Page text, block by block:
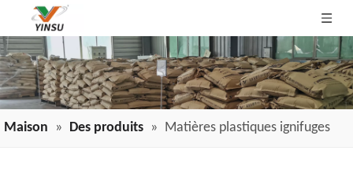
Maison » Des produits » Matières plastiques ignifuges